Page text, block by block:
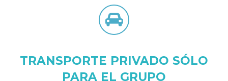
TRANSPORTE PRIVADO SÓLO
PARA EL GRUPO